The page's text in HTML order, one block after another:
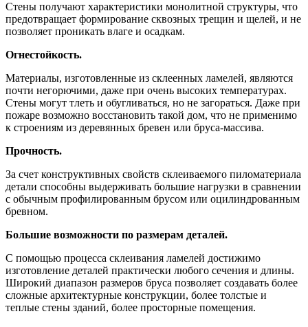
Стены получают характеристики монолитной структуры, что
предотвращает формирование сквозных трещин и щелей, и не
позволяет проникать влаге и осадкам.
Огнестойкость.
Материалы, изготовленные из склеенных ламелей, являются
почти негорючими, даже при очень высоких температурах.
Стены могут тлеть и обугливаться, но не загораться. Даже при
пожаре возможно восстановить такой дом, что не применимо
к строениям из деревянных бревен или бруса-массива.
Прочность.
За счет конструктивных свойств склеиваемого пиломатериала
детали способны выдерживать большие нагрузки в сравнении
с обычным профилированным брусом или оцилиндрованным
бревном.
Большие возможности по размерам деталей.
С помощью процесса склеивания ламелей достижимо
изготовление деталей практически любого сечения и длины.
Широкий диапазон размеров бруса позволяет создавать более
сложные архитектурные конструкции, более толстые и
теплые стены зданий, более просторные помещения.